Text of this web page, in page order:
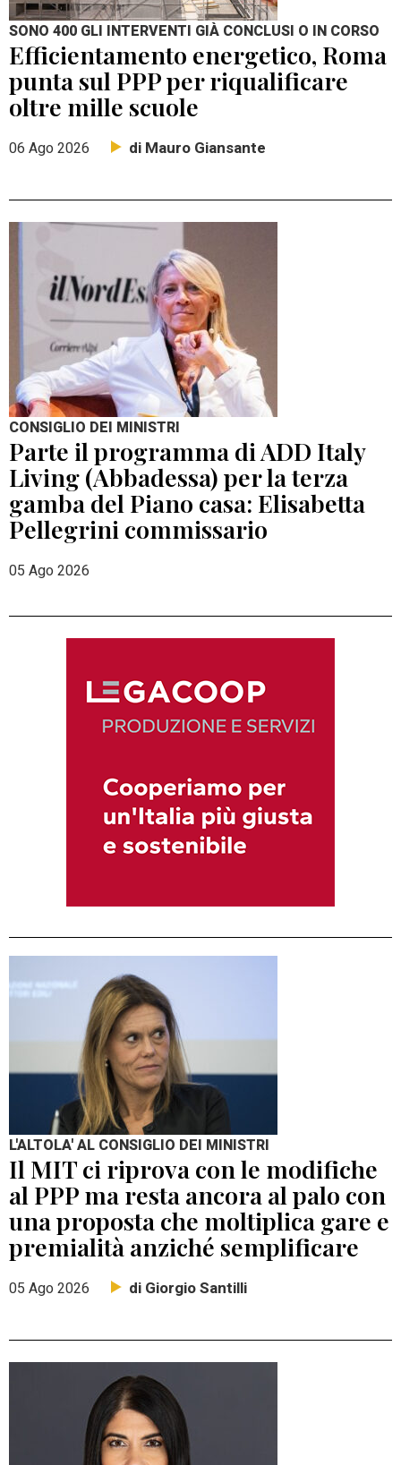
SONO 400 GLI INTERVENTI GIÀ CONCLUSI O IN CORSO
Efficientamento energetico, Roma
punta sul PPP per riqualificare
oltre mille scuole
06 Ago 2026 di Mauro Giansante
CONSIGLIO DEI MINISTRI
Parte il programma di ADD Italy
Living (Abbadessa) per la terza
gamba del Piano casa: Elisabetta
Pellegrini commissario
05 Ago 2026
L'ALTOLA' AL CONSIGLIO DEI MINISTRI
Il MIT ci riprova con le modifiche
al PPP ma resta ancora al palo con
una proposta che moltiplica gare e
premialità anziché semplificare
05 Ago 2026 di Giorgio Santilli